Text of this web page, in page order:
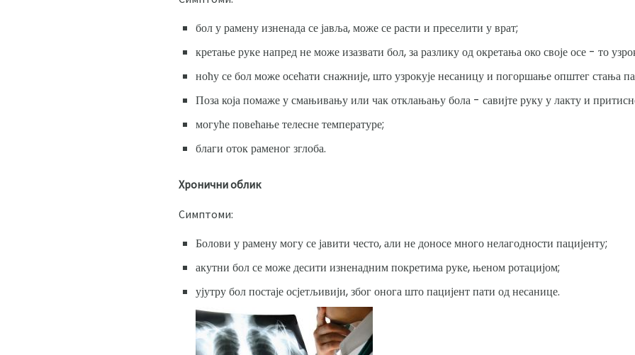
бол у рамену изненада се јавља, може се расти и преселити у врат;
кретање руке напред не може изазвати бол, за разлику од окретања око своје осе - то
ноћу се бол може осећати снажније, што узрокује несаницу и погоршање општег стања
Поза која помаже у смањивању или чак отклањању бола - савијте руку у лакту и
могуће повећање телесне температуре;
благи оток раменог зглоба.
Хронични облик
Симптоми:
Болови у рамену могу се јавити често, али не доносе много нелагодности пацијенту;
акутни бол се може десити изненадним покретима руке, њеном ротацијом;
ујутру бол постаје осјетљивији, због онога што пацијент пати од несанице.